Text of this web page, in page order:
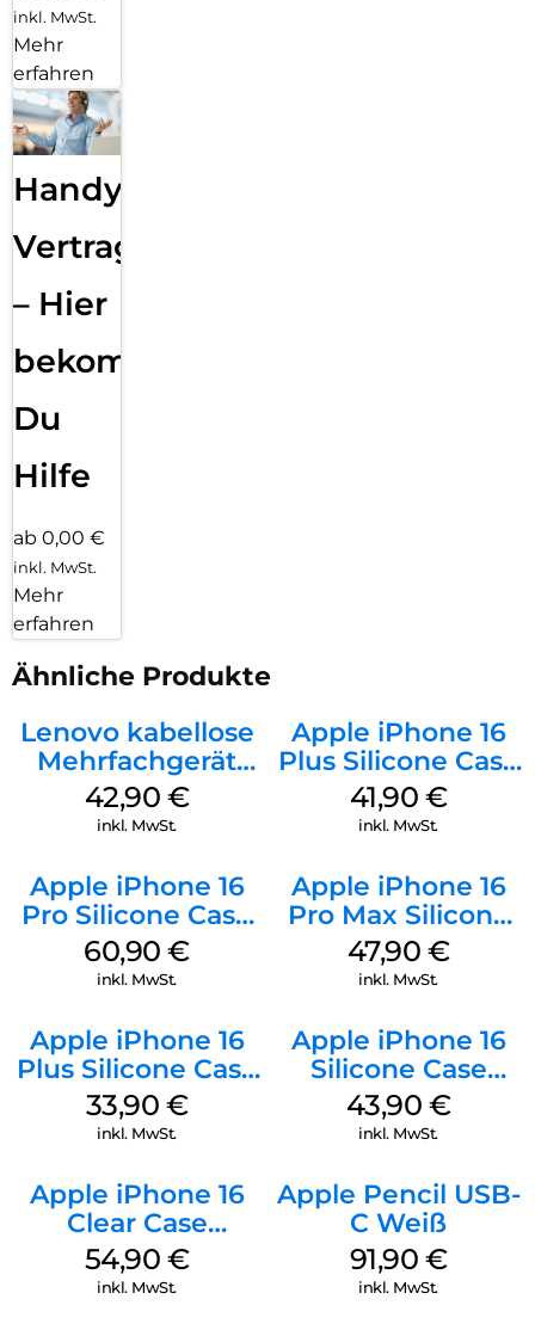
inkl. MwSt.
Mehr
erfahren
Handy
Vertragsabwicklung
– Hier
bekommst
Du
Hilfe
ab 0,00 €
inkl. MwSt.
Mehr
erfahren
Ähnliche Produkte
Lenovo kabellose
Mehrfachgerät
Luna Grey
42,90 €
inkl. MwSt.
Apple iPhone 16
Plus Silicone Case
MagSafe Stone
Gray
41,90 €
inkl. MwSt.
Apple iPhone 16
Pro Silicone Case
MagSafe Stone
Gray
60,90€
inkl. MwSt.
Apple iPhone 16
Pro Max Silicone
Case MagSafe
Black
47,90 €
inkl. MwSt.
Apple iPhone 16
Plus Silicone Case
MagSafe Lake
Green
33,90 €
inkl. MwSt.
Apple iPhone 16
Silicone Case
MagSafe Plum
43,90 €
inkl. MwSt.
Apple iPhone 16
Clear Case
MagSafe
Transparent
54,90 €
inkl. MwSt.
Apple Pencil USB-
C Weiß
91,90 €
inkl. MwSt.